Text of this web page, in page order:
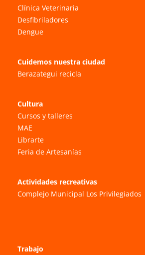
Clínica Veterinaria
Desfibriladores
Dengue
Cuidemos nuestra ciudad
Berazategui recicla
Cultura
Cursos y talleres
MAE
Librarte
Feria de Artesanías
Actividades recreativas
Complejo Municipal Los Privilegiados
Trabajo